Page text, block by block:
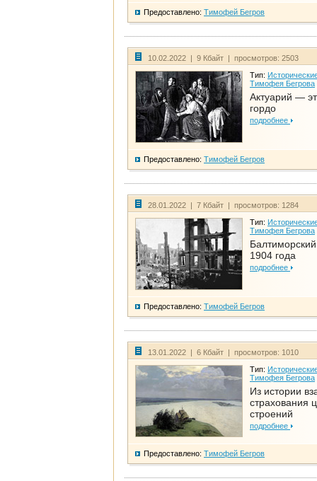
Предоставлено: Тимофей Бегров
10.02.2022 | 9 Кбайт | просмотров: 2503
Тип:
Тимофея Бегрова
Актуарий —
гордо
подробнее
Предоставлено: Тимофей Бегров
28.01.2022 | 7 Кбайт | просмотров: 1284
Тип:
Тимофея Бегрова
1904 года
подробнее
Предоставлено: Тимофей Бегров
13.01.2022 | 6 Кбайт | просмотров: 1010
Тип:
Тимофея Бегрова
Из истории
страхования
строений
подробнее
Предоставлено: Тимофей Бегров